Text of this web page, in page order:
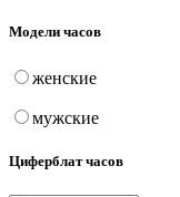
Модели часов
женские
мужские
Циферблат часов